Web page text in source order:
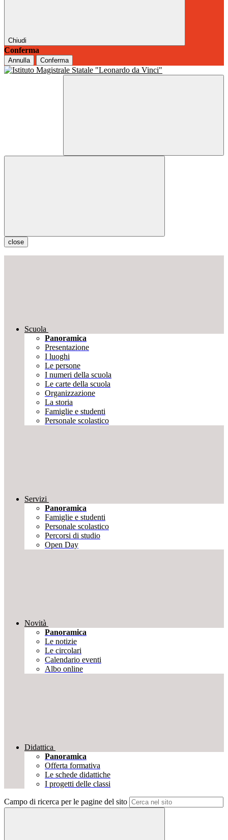
Chiudi
Conferma
Annulla Conferma
close
Scuola
Panoramica
Presentazione
I luoghi
Le persone
I numeri della scuola
Le carte della scuola
Organizzazione
La storia
Famiglie e studenti
Personale scolastico
Servizi
Panoramica
Famiglie e studenti
Personale scolastico
Percorsi di studio
Open Day
Novità
Panoramica
Le notizie
Le circolari
Calendario eventi
Albo online
Didattica
Panoramica
Offerta formativa
Le schede didattiche
I progetti delle classi
Campo di ricerca per le pagine del sito